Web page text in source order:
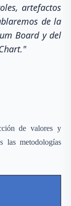
artefactos
de la
Board y del
de valores y
las metodologías